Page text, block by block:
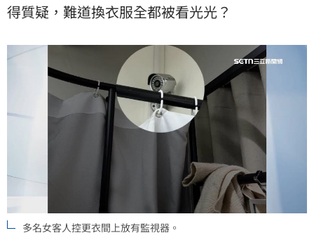
得質疑，難道換衣服全都被看光光？
多名女客人控更衣間上放有監視器。